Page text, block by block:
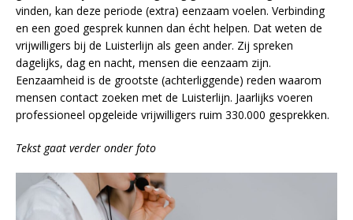
vinden, kan deze periode (extra) eenzaam voelen. Verbinding
en een goed gesprek kunnen dan écht helpen. Dat weten de
vrijwilligers bij de Luisterlijn als geen ander. Zij spreken
dagelijks, dag en nacht, mensen die eenzaam zijn.
Eenzaamheid is de grootste (achterliggende) reden waarom
mensen contact zoeken met de Luisterlijn. Jaarlijks voeren
professioneel opgeleide vrijwilligers ruim 330.000 gesprekken.
Tekst gaat verder onder foto